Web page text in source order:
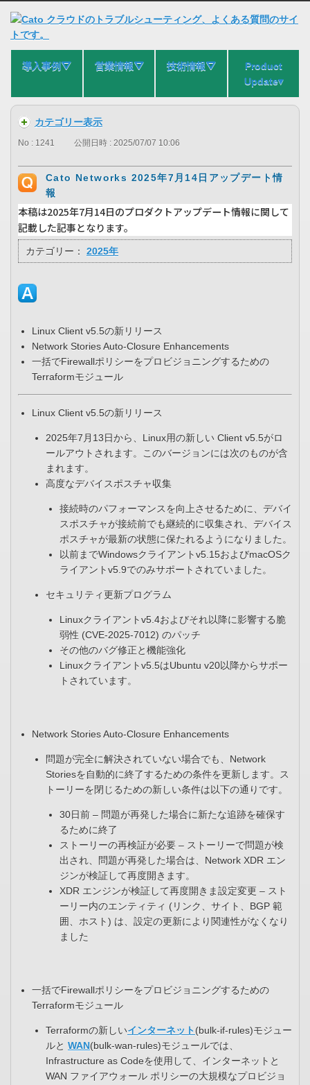
導入事例⛛ 営業情報⛛ 技術情報⛛
Product
Update▾
カテゴリー表示
No : 1241 公開日時 : 2025/07/07 10:06
Cato Networks 2025年7月14日アップデート情
報
本稿は2025年7月14日のプロダクトアップデート情報に関して
記載した記事となります。
カテゴリー： 2025年
Linux Client v5.5の新リリース
Network Stories Auto-Closure Enhancements​
一括でFirewallポリシーをプロビジョニングするための
Terraformモジュール​
Linux Client v5.5の新リリース
2025年7月13日から、Linux用の新しい Client v5.5がロ
ールアウトされます。このバージョンには次のものが含
まれます。
高度なデバイスポスチャ収集
接続時のパフォーマンスを向上させるために、デバイ
スポスチャが接続前でも継続的に収集され、デバイス
ポスチャが最新の状態に保たれるようになりました。​
以前までWindowsクライアントv5.15およびmacOSク
ライアントv5.9でのみサポートされていました。
セキュリティ更新プログラム
Linuxクライアントv5.4およびそれ以降に影響する脆
弱性 (CVE-2025-7012) のパッチ
その他のバグ修正と機能強化​
Linuxクライアントv5.5はUbuntu v20以降からサポー
トされています。
Network Stories Auto-Closure Enhancements​
問題が完全に解決されていない場合でも、Network
Storiesを自動的に終了するための条件を更新します。ス
トーリーを閉じるための新しい条件は以下の通りです。​
30日前 – 問題が再発した場合に新たな追跡を確保す
るために終了​
ストーリーの再検証が必要 – ストーリーで問題が検
出され、問題が再発した場合は、Network XDR エン
ジンが検証して再度開きます。
XDR エンジンが検証して再度開きま設定変更 – スト
ーリー内のエンティティ (リンク、サイト、BGP 範
囲、ホスト) は、設定の更新により関連性がなくなり
ました
一括でFirewallポリシーをプロビジョニングするための
Terraformモジュール
Terraformの新しいインターネット(bulk-if-rules)モジュー
ルと WAN(bulk-wan-rules)モジュールでは、
Infrastructure as Codeを使用して、インターネットと
WAN ファイアウォール ポリシーの大規模なプロビジョ